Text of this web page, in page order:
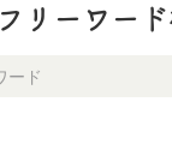
フリーワー